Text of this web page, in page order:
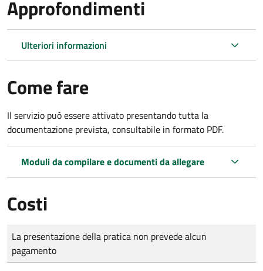
Approfondimenti
Ulteriori informazioni
Come fare
Il servizio può essere attivato presentando tutta la
documentazione prevista, consultabile in formato PDF.
Moduli da compilare e documenti da allegare
Costi
Tipo di pagamento
Importo
La presentazione della pratica non prevede alcun
pagamento